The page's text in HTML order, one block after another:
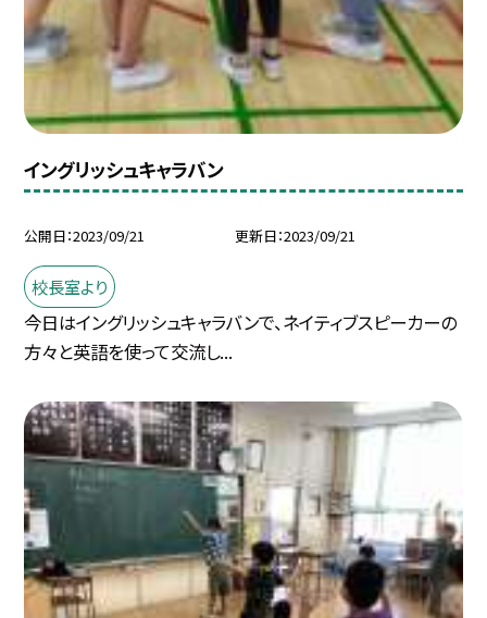
イングリッシュキャラバン
公開日 2023/09/21 更新日 2023/09/21
校長室より
今日はイングリッシュキャラバンで、ネイティブスピーカーの
方々と英語を使って交流し...